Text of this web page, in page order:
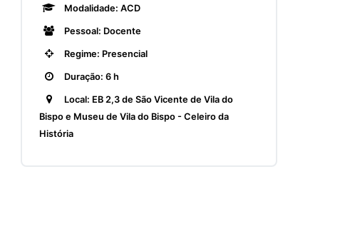
Modalidade: ACD
Pessoal: Docente
Regime: Presencial
Duração: 6 h
Local: EB 2,3 de São Vicente de Vila do
Bispo e Museu de Vila do Bispo - Celeiro da
História